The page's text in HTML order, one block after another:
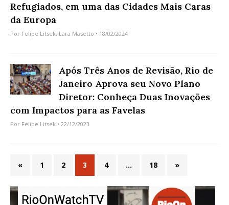
Refugiados, em uma das Cidades Mais Caras
da Europa
Por Felipe Litsek, Lara Masetto • 18/02/2024
Após Três Anos de Revisão, Rio de
Janeiro Aprova seu Novo Plano
Diretor: Conheça Duas Inovações
com Impactos para as Favelas
Por Felipe Litsek • 22/12/2023
« 1 2 3 4 … 18 »